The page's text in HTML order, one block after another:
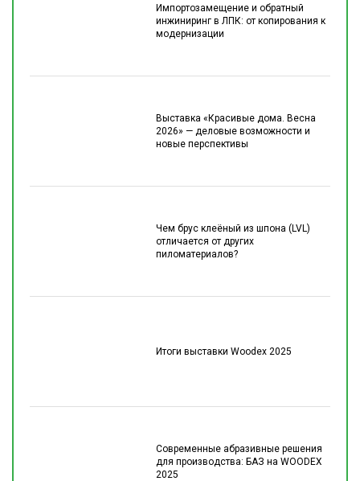
Импортозамещение и обратный
инжиниринг в ЛПК: от копирования к
модернизации
Выставка «Красивые дома. Весна
2026» — деловые возможности и
новые перспективы
Чем брус клеёный из шпона (LVL)
отличается от других
пиломатериалов?
Итоги выставки Woodex 2025
Современные абразивные решения
для производства: БАЗ на WOODEX
2025